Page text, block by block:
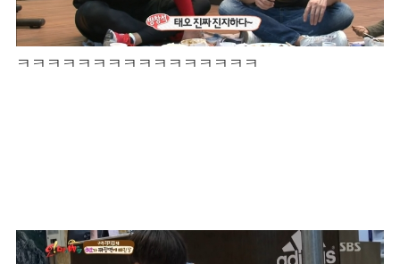
ㅋㅋㅋㅋㅋㅋㅋㅋㅋㅋㅋㅋㅋㅋㅋㅋ